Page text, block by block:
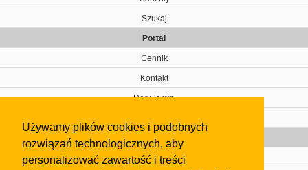
Używamy plików cookies i podobnych
rozwiązań technologicznych, aby
personalizować zawartość i treści
Szukaj
Portal
Cennik
Kontakt
Regulamin
Gazeta
Olkusz